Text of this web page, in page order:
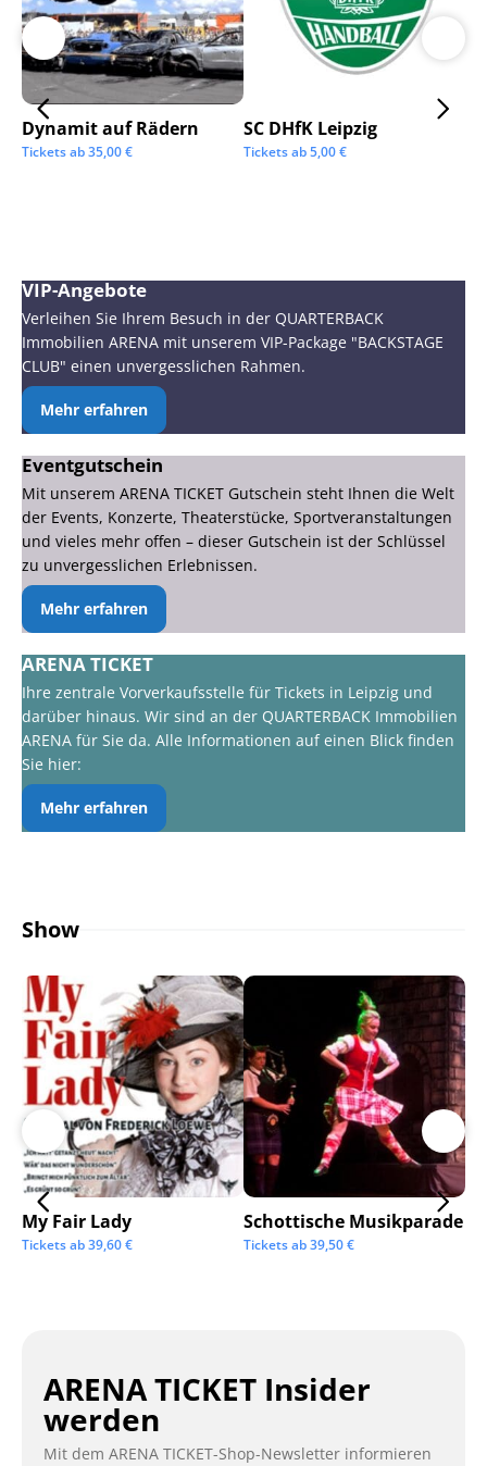
Dynamit auf Rädern
Tickets ab35,00€
SC DHfK Leipzig
Tickets ab5,00€
VIP-Angebote
Verleihen Sie Ihrem Besuch in der QUARTERBACK
Immobilien ARENA mit unserem VIP-Package "BACKSTAGE
CLUB" einen unvergesslichen Rahmen.
Mehr erfahren
Eventgutschein
Mit unserem ARENA TICKET Gutschein steht Ihnen die Welt
der Events, Konzerte, Theaterstücke, Sportveranstaltungen
und vieles mehr offen – dieser Gutschein ist der Schlüssel
zu unvergesslichen Erlebnissen.
Mehr erfahren
ARENA TICKET
Ihre zentrale Vorverkaufsstelle für Tickets in Leipzig und
darüber hinaus. Wir sind an der QUARTERBACK Immobilien
ARENA für Sie da. Alle Informationen auf einen Blick finden
Sie hier:
Mehr erfahren
Show
My Fair Lady
Tickets ab39,60€
Schottische Musikparade
Tickets ab39,50€
ARENA TICKET Insider
werden
Mit dem ARENA TICKET-Shop-Newsletter informieren